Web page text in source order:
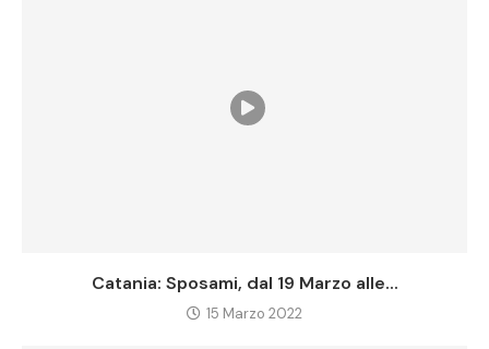
Catania: Sposami, dal 19 Marzo alle...
15 Marzo 2022